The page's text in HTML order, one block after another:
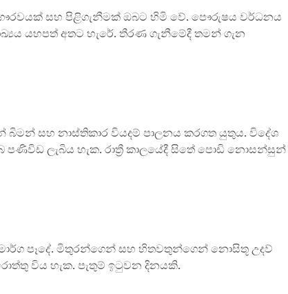
සහ පිළිගැනීමක් ඔබට හිමි වේ. පෞරුෂය වර්ධනය
යහපත් අතට හැරේ. තීරණ ගැනීමේදී තමන් ගැන
බිමන් සහ නාස්තිකාර වියදම් පාලනය කරගත යුතුය. විදේශ
පණිවිඩ ලැබිය හැක. රාත්‍රී කාලයේදී සිතේ පොඩි නොසන්සුන්
පෑදේ. මිතුරන්ගෙන් සහ හිතවතුන්ගෙන් නොසිතූ උදව්
විය හැක. පැතුම් ඉටුවන දිනයකි.